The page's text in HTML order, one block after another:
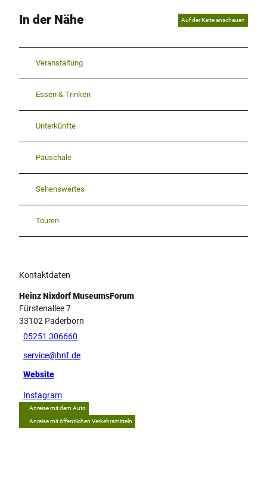
In der Nähe Auf der Karte anschauen
Veranstaltung
Essen & Trinken
Unterkünfte
Pauschale
Sehenswertes
Touren
Kontaktdaten
Heinz Nixdorf MuseumsForum
Fürstenallee 7
33102 Paderborn
05251 306660
service@hnf.de
Website
Instagram
Anreise mit dem Auto
Anreise mit öffentlichen Verkehrsmitteln